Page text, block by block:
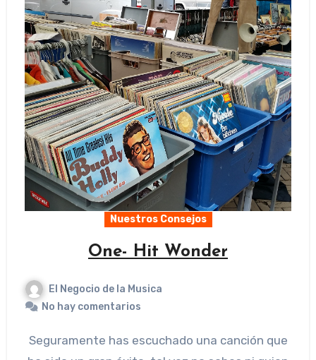
Nuestros Consejos
One- Hit Wonder
El Negocio de la Musica
No hay comentarios
Seguramente has escuchado una canción que